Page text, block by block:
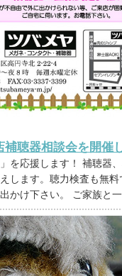
補聴器相談会を開催
を応援します！ 補聴器
します。聴力検査も無料
かけ下さい。 ご家族と